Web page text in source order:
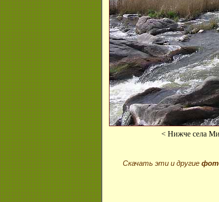
< Нижче села
Скачать эти и другие